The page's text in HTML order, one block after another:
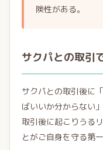
険性がある。
サクパとの取引
サクパとの取引後に
ばいいか分からない
取引後に起こりうる
とがご自身を守る第一